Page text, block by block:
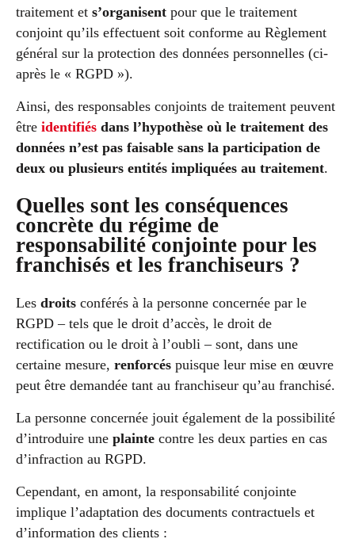
traitement et s’organisent pour que le traitement
conjoint qu’ils effectuent soit conforme au Règlement
général sur la protection des données personnelles (ci-
après le « RGPD »).
Ainsi, des responsables conjoints de traitement peuvent
être identifiés dans l’hypothèse où le traitement des
données n’est pas faisable sans la participation de
deux ou plusieurs entités impliquées au traitement.
Quelles sont les conséquences
concrète du régime de
responsabilité conjointe pour les
franchisés et les franchiseurs ?
Les droits conférés à la personne concernée par le
RGPD – tels que le droit d’accès, le droit de
rectification ou le droit à l’oubli – sont, dans une
certaine mesure, renforcés puisque leur mise en œuvre
peut être demandée tant au franchiseur qu’au franchisé.
La personne concernée jouit également de la possibilité
d’introduire une plainte contre les deux parties en cas
d’infraction au RGPD.
Cependant, en amont, la responsabilité conjointe
implique l’adaptation des documents contractuels et
d’information des clients :